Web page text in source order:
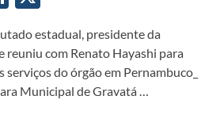
k
e
dI
estadual, presidente da
reuniu com Renato Hayashi para
do órgão em Pernambuco_
Municipal de Gravatá …